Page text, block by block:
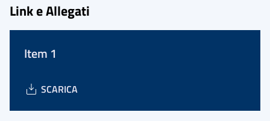
Link e Allegati
Item 1
SCARICA